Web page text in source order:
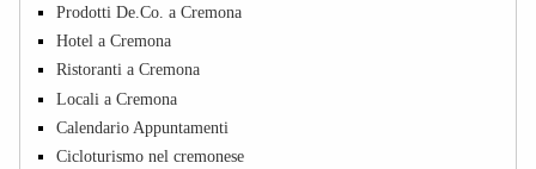
Prodotti De.Co. a Cremona
Hotel a Cremona
Ristoranti a Cremona
Locali a Cremona
Calendario Appuntamenti
Cicloturismo nel cremonese